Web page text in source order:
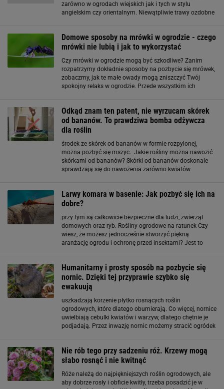
zarówno w ogrodach wiejskich jak i tych w stylu
angielskim czy orientalnym. Niewątpliwie trawy ozdobne
Domowe sposoby na mrówki w ogrodzie - czego
mrówki nie lubią i jak to wykorzystać
Czy mrówki w ogrodzie mogą być szkodliwe? Zanim
rozpatrzymy dokładnie sposoby na pozbycie się mrówek,
zobaczmy, jak te małe owady mogą zniszczyć Twój
spokojny relaks w ogrodzie. Przede wszystkim ich
Odkąd znam ten patent, nie wyrzucam skórek
od bananów. To prawdziwa bomba odżywcza
dla roślin
środek ze skórek od bananów w formie rozpylonej,
można pozbyć się mszyc. Jakie rośliny można nawozić
skórkami od bananów? Skórki od bananów doskonale
sprawdzają się do nawożenia zarówno kwiatów
Larwy komara w basenie: Jak pozbyć się ich na
dobre?
przy tym są całkowicie bezpieczne dla ludzi, zwierząt
domowych oraz ryb. Rośliny ogrodowe na ratunek Czy
wiesz, że możesz jednocześnie stworzyć piękną
aranżację ogrodu i ochronę przed insektami? Jest to
Humanitarny i prosty sposób na pozbycie się
nornic. Dzięki tej przyprawie szybko się
ewakuują
uszkadzają korzenie płytko rosnących roślin
ogrodowych, które dlatego obumierają. Co więcej, nornice
uwielbiają cebulki kwiatów i warzyw, dlatego chętnie je
podjadają. Przez inwazję nornic możemy stracić ogródek
Nie rób tego przy sadzeniu róż. Krzewy mogą
słabo rosnąć i nie kwitnąć
Róże należą do najpiękniejszych roślin ogrodowych, ale
aby dobrze rosły i obficie kwitły, trzeba posadzić je w